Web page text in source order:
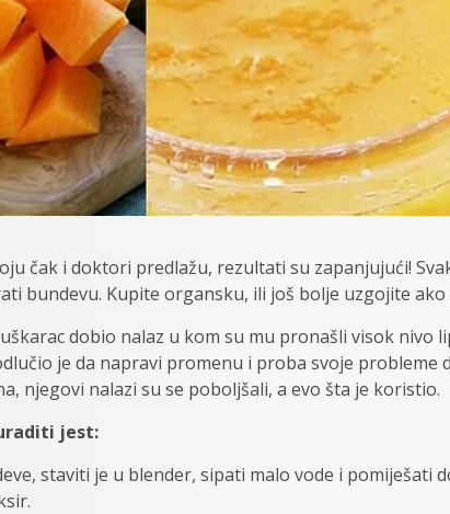
čak i doktori predlažu, rezultati su zapanjujući!
bundevu. Kupite organsku, ili još bolje uzgojite ako
dobio nalaz u kom su mu pronašli visok nivo
je da napravi promenu i proba svoje probleme
njegovi nalazi su se poboljšali, a evo šta je koristio.
jest:
staviti je u blender, sipati malo vode i pomiješati